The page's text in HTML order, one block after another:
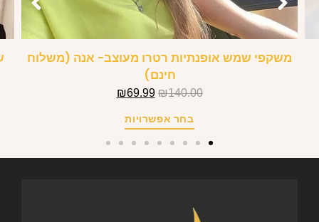
משקפי שמש אופנתיות רטרו מעוצב- אנה (משלוח
חינם)
₪140.00
₪69.99
בחר אפשרויות